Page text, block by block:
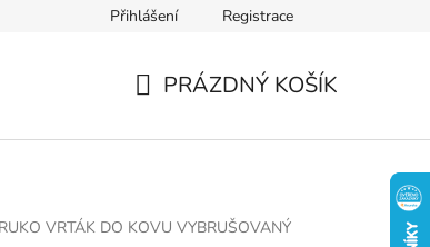
Přihlášení Registrace
PRÁZDNÝ KOŠÍK
RUKO VRTÁK DO KOVU VYBRUŠOVANÝ